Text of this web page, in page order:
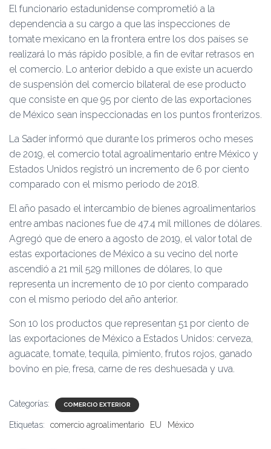
El funcionario estadunidense comprometió a la
dependencia a su cargo a que las inspecciones de
tomate mexicano en la frontera entre los dos países se
realizará lo más rápido posible, a fin de evitar retrasos en
el comercio. Lo anterior debido a que existe un acuerdo
de suspensión del comercio bilateral de ese producto
que consiste en que 95 por ciento de las exportaciones
de México sean inspeccionadas en los puntos fronterizos.
La Sader informó que durante los primeros ocho meses
de 2019, el comercio total agroalimentario entre México y
Estados Unidos registró un incremento de 6 por ciento
comparado con el mismo periodo de 2018.
El año pasado el intercambio de bienes agroalimentarios
entre ambas naciones fue de 47.4 mil millones de dólares.
Agregó que de enero a agosto de 2019, el valor total de
estas exportaciones de México a su vecino del norte
ascendió a 21 mil 529 millones de dólares, lo que
representa un incremento de 10 por ciento comparado
con el mismo periodo del año anterior.
Son 10 los productos que representan 51 por ciento de
las exportaciones de México a Estados Unidos: cerveza,
aguacate, tomate, tequila, pimiento, frutos rojos, ganado
bovino en pie, fresa, carne de res deshuesada y uva.
Categorías: COMERCIO EXTERIOR
Etiquetas: comercio agroalimentario EU México